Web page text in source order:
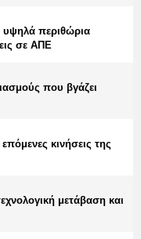
υψηλά περιθώρια
σε ΑΠΕ
που βγάζει
κινήσεις της
μετάβαση και